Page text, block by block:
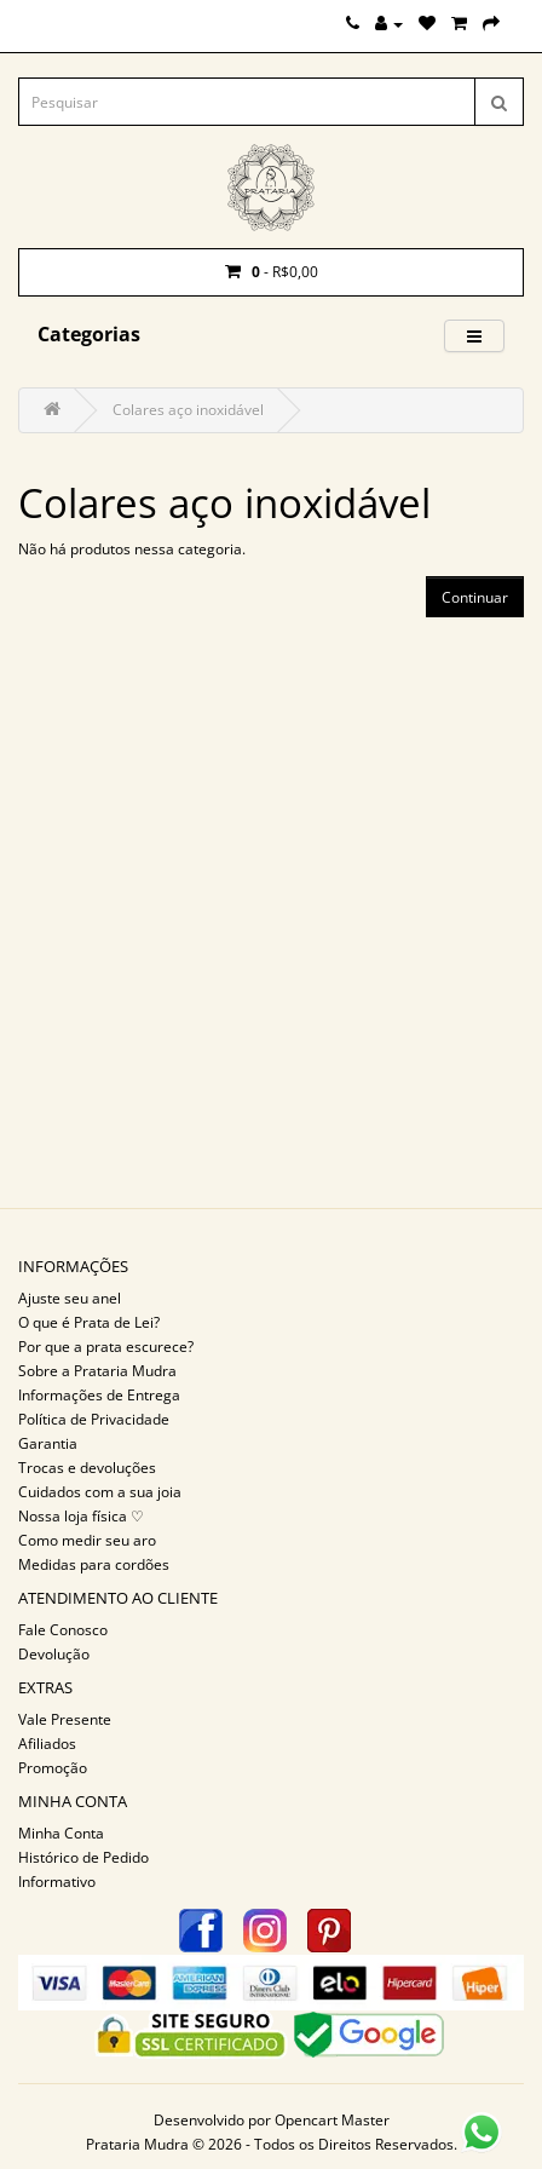
0- R$0,00
Categorias
Colares aço inoxidável
Colares aço inoxidável
Não há produtos nessa categoria.
Continuar
INFORMAÇÕES
Ajuste seu anel
O que é Prata de Lei?
Por que a prata escurece?
Sobre a Prataria Mudra
Informações de Entrega
Política de Privacidade
Garantia
Trocas e devoluções
Cuidados com a sua joia
Nossa loja física ♡
Como medir seu aro
Medidas para cordões
ATENDIMENTO AO CLIENTE
Fale Conosco
Devolução
EXTRAS
Vale Presente
Afiliados
Promoção
MINHA CONTA
Minha Conta
Histórico de Pedido
Informativo
Desenvolvido porOpencart Master
Prataria Mudra © 2026 - Todos os Direitos Reservados.